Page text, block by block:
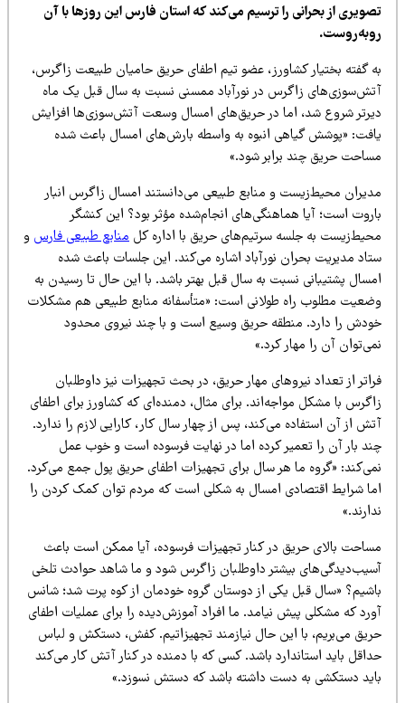
از بحرانی را ترسیم می‌کند که استان فارس این روزها با آن
گفته بختیار کشاورز، عضو تیم اطفای حریق حامیان طبیعت زاگرس،
زاگرس در نورآباد ممسنی نسبت به سال قبل یک ماه
شروع شد، اما در حریق‌های امسال وسعت آتش‌سوزی‌ها افزایش
«پوشش گیاهی انبوه به واسطه بارش‌های امسال باعث شده
حریق چند برابر شود.»
محیط‌زیست و منابع طبیعی می‌دانستند امسال زاگرس انبار
است؛ آیا هماهنگی‌های انجام‌شده مؤثر بود؟ این کنشگر
به جلسه سرتیم‌های حریق با اداره کلمنابع طبیعی فارسو
مدیریت بحران نورآباد اشاره می‌کند. این جلسات باعث شده
پشتیبانی نسبت به سال قبل بهتر باشد. با این حال تا رسیدن به
مطلوب راه طولانی است: «متأسفانه منابع طبیعی هم مشکلات
را دارد. منطقه حریق وسیع است و با چند نیروی محدود
آن را مهار کرد.»
از تعداد نیروهای مهار حریق، در بحث تجهیزات نیز داوطلبان
با مشکل مواجه‌اند. برای مثال، دمنده‌ای که کشاورز برای اطفای
از آن استفاده می‌کند، پس از چهار سال کار، کارایی لازم را ندارد.
بار آن را تعمیر کرده اما در نهایت فرسوده است و خوب عمل
«گروه ما هر سال برای تجهیزات اطفای حریق پول جمع می‌کرد.
شرایط اقتصادی امسال به شکلی است که مردم توان کمک کردن را
بالای حریق در کنار تجهیزات فرسوده، آیا ممکن است باعث
بیشتر داوطلبان زاگرس شود و ما شاهد حوادث تلخی
«سال قبل یکی از دوستان گروه خودمان از کوه پرت شد؛ شانس
که مشکلی پیش نیامد. ما افراد آموزش‌دیده را برای عملیات اطفای
می‌بریم، با این حال نیازمند تجهیزاتیم. کفش، دستکش و لباس
باید استاندارد باشد. کسی که با دمنده در کنار آتش کار می‌کند
دستکشی به دست داشته باشد که دستش نسوزد.»